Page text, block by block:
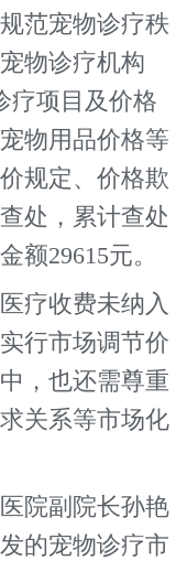
范宠物诊疗秩
物诊疗机构
疗项目及价格
物用品价格等
规定、价格欺
处，累计查处
额29615元。
疗收费未纳入
行市场调节价
，也还需尊重
关系等市场化
院副院长孙艳
的宠物诊疗市